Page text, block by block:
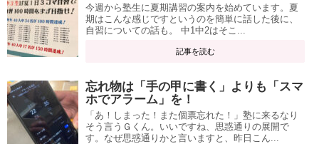
今週から塾生に夏期講習の案内を始めています。夏
期はこんな感じですというのを簡単に話した後に、
自習についての話も。 中1中2はそこ...
記事を読む
忘れ物は「手の甲に書く」よりも「スマ
ホでアラーム」を！
「あ！しまった！また個票忘れた！」塾に来るなり
そう言うＧくん。いいですね、思惑通りの展開で
す。なぜ思惑通りかと言いますと、昨日こん...